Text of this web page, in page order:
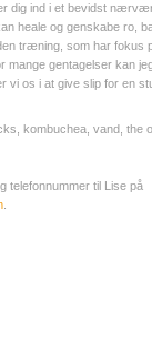
dig ind i et bevidst
heale og genskabe ro,
træning, som har fokus
mange gentagelser kan
vi os i at give slip for en
kombuchea, vand, the
telefonnummer til Lise på